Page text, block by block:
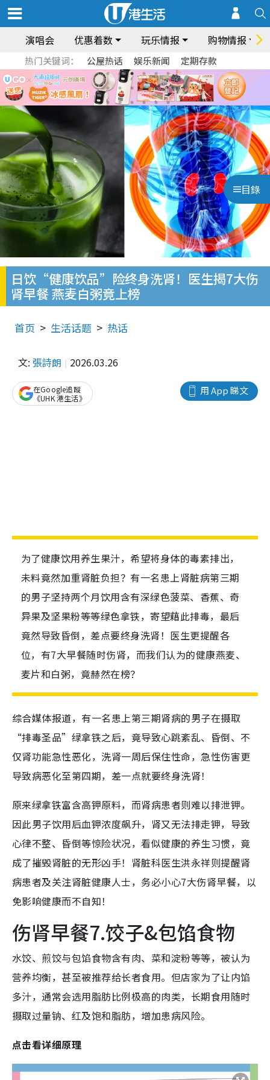
演唱会 优惠着数 玩乐情报 购物情报
热门关键词： 公屋热话 娱乐新闻 定期存款
目錄
日饮“健康饮品”险终身洗肾！医生揭7大伤
肾早餐 燕麦白粥竟上榜
首页 生活话题 热话
文: 張詩朗 2026.03.26
用 App 睇文
在Google追蹤
《UHK 港生活》
为了健康饮用养生果汁，希望将身体的毒素排出，
未料竟然加重肾脏负担？有一名患上肾脏病第三期
的男子坚持两个月饮用含有深绿色菠菜、香蕉、奇
异果及坚果粉等等绿色拿铁，寄望藉此排毒，最后
竟然导致昏倒，差点要终身洗肾！医生更提醒各
位，有7大早餐随时伤肾，而我们认为的健康燕麦、
麦片和白粥，竟赫然在榜？
综合媒体报道，有一名患上第三期肾病的男子在摄取
“排毒圣品”绿拿铁之后，竟导致心跳紊乱、昏倒、不
仅肾功能急性恶化，洗肾一周后保住性命，急性伤害更
导致病恶化至第四期，差一点就要终身洗肾！
原来绿拿铁富含高钾原料，而肾病患者则难以排泄钾。
因此男子饮用后血钾浓度飙升，肾又无法排走钾，导致
心律不整、昏倒等惊险状况，看似健康的养生习惯，竟
成了摧毁肾脏的无形凶手！肾脏科医生洪永祥则提醒肾
病患者及关注肾脏健康人士，务必小心7大伤肾早餐，以
免影响健康而不自知！
伤肾早餐7.饺子&包馅食物
水饺、煎饺与包馅食物含有肉、菜和淀粉等等，被认为
营养均衡，甚至被推荐给长者食用。但店家为了让内馅
多汁，通常会选用脂肪比例极高的肉类，长期食用随时
摄取过量钠、红及饱和脂肪，增加患病风险。
点击看详细原理